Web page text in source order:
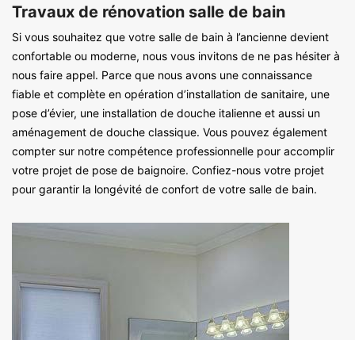
Travaux de rénovation salle de bain
Si vous souhaitez que votre salle de bain à l’ancienne devient
confortable ou moderne, nous vous invitons de ne pas hésiter à
nous faire appel. Parce que nous avons une connaissance
fiable et complète en opération d’installation de sanitaire, une
pose d’évier, une installation de douche italienne et aussi un
aménagement de douche classique. Vous pouvez également
compter sur notre compétence professionnelle pour accomplir
votre projet de pose de baignoire. Confiez-nous votre projet
pour garantir la longévité de confort de votre salle de bain.